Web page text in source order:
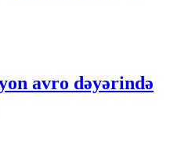
avro dəyərində